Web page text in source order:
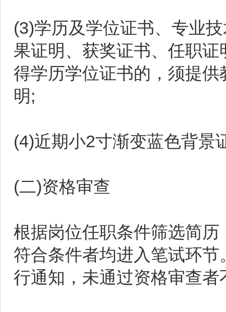
(3)学历及学位证书、专业
果证明、获奖证书、任职
得学历学位证书的，须提
明;
(4)近期小2寸渐变蓝色背景
(二)资格审查
根据岗位任职条件筛选简
符合条件者均进入笔试环
行通知，未通过资格审查者